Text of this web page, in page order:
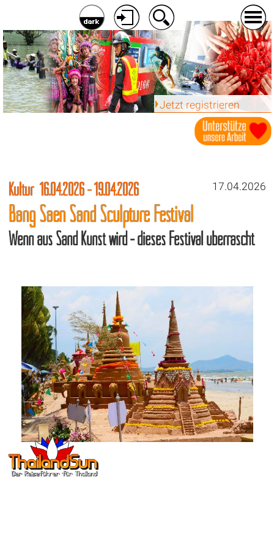
Jetzt registrieren
17.04.2026
Kultur 16.04.2026 - 19.04.2026
Bang Saen Sand Sculpture Festival
Wenn aus Sand Kunst wird - dieses Festival überrascht